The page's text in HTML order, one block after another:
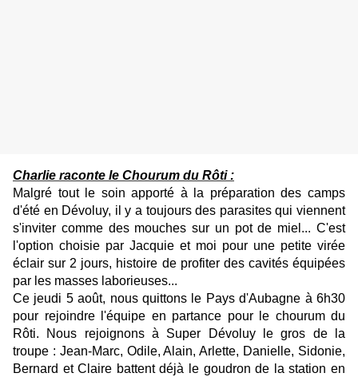
Charlie raconte le Chourum du Rôti :
Malgré tout le soin apporté à la préparation des camps
d'été en Dévoluy, il y a toujours des parasites qui viennent
s'inviter comme des mouches sur un pot de miel... C'est
l'option choisie par Jacquie et moi pour une petite virée
éclair sur 2 jours, histoire de profiter des cavités équipées
par les masses laborieuses...
Ce jeudi 5 août, nous quittons le Pays d'Aubagne à 6h30
pour rejoindre l'équipe en partance pour le chourum du
Rôti. Nous rejoignons à Super Dévoluy le gros de la
troupe : Jean-Marc, Odile, Alain, Arlette, Danielle, Sidonie,
Bernard et Claire battent déjà le goudron de la station en